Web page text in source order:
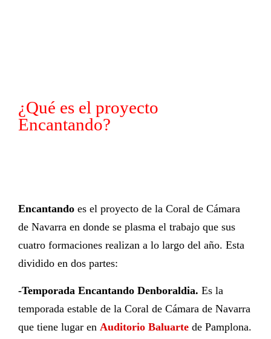
¿Qué es el proyecto
Encantando?
Encantando es el proyecto de la Coral de Cámara
de Navarra en donde se plasma el trabajo que sus
cuatro formaciones realizan a lo largo del año. Esta
dividido en dos partes:
-Temporada Encantando Denboraldia. Es la
temporada estable de la Coral de Cámara de Navarra
que tiene lugar en Auditorio Baluarte de Pamplona.